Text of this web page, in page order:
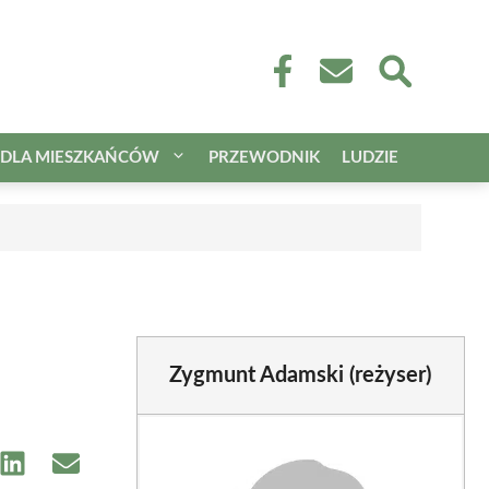
DLA MIESZKAŃCÓW PRZEWODNIK LUDZIE
Share Share
Zygmunt Adamski (reżyser)